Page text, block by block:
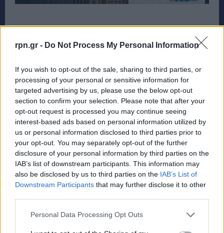
rpn.gr - Do Not Process My Personal Information
If you wish to opt-out of the sale, sharing to third parties, or
processing of your personal or sensitive information for
targeted advertising by us, please use the below opt-out
section to confirm your selection. Please note that after your
opt-out request is processed you may continue seeing
interest-based ads based on personal information utilized by
us or personal information disclosed to third parties prior to
your opt-out. You may separately opt-out of the further
disclosure of your personal information by third parties on the
IAB’s list of downstream participants. This information may
also be disclosed by us to third parties on the IAB’s List of
Downstream Participants that may further disclose it to other
Personal Data Processing Opt Outs